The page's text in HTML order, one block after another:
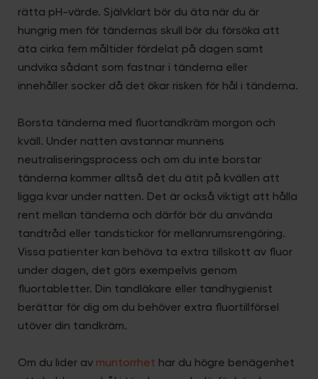
rätta pH-värde. Självklart bör du äta när du är
hungrig men för tändernas skull bör du försöka att
äta cirka fem måltider fördelat på dagen samt
undvika sådant som fastnar i tänderna eller
innehåller socker då det ökar risken för hål i tänderna.
Borsta tänderna med fluortandkräm morgon och
kväll. Under natten avstannar munnens
neutraliseringsprocess och om du inte borstar
tänderna kommer alltså det du ätit på kvällen att
ligga kvar under natten. Det är också viktigt att hålla
rent mellan tänderna och därför bör du använda
tandtråd eller tandstickor för mellanrumsrengöring.
Vissa patienter kan behöva ta extra tillskott av fluor
under dagen, det görs exempelvis genom
fluortabletter. Din tandläkare eller tandhygienist
berättar för dig om du behöver extra fluortillförsel
utöver din tandkräm.
Om du lider av muntorrhet har du högre benägenhet